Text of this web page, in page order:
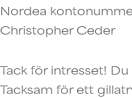
Nordea
Christopher Ceder
Tack för intresset!
Tacksam för ett